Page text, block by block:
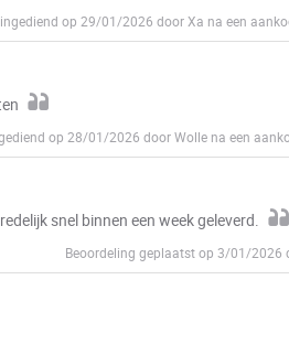
op 29/01/2026 door Xa na een
op 28/01/2026 door Wolle na een
snel binnen een week geleverd.
Beoordeling geplaatst op 3/01/2026